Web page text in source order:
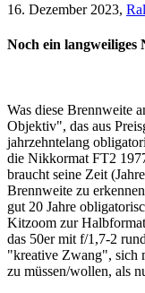
16. Dezember 2023,
Noch ein
Was diese Brennweite
Objektiv", das aus
jahrzehntelang
die Nikkormat FT2
braucht seine Zeit
Brennweite zu
gut 20 Jahre
Kitzoom zur
das 50er mit f/1,7-2
"kreative Zwang", sich
zu müssen/wollen, als